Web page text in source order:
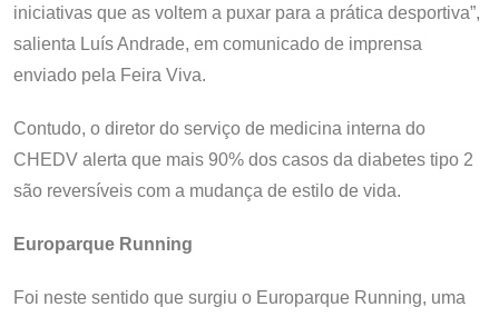
iniciativas que as voltem a puxar para a prática desportiva”,
salienta Luís Andrade, em comunicado de imprensa
enviado pela Feira Viva.
Contudo, o diretor do serviço de medicina interna do
CHEDV alerta que mais 90% dos casos da diabetes tipo 2
são reversíveis com a mudança de estilo de vida.
Europarque Running
Foi neste sentido que surgiu o Europarque Running, uma